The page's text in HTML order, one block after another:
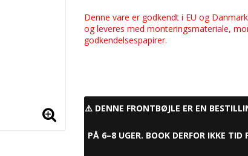
Denne vare er godkendt i EU og
og leveres med monteringsmateriale,
godkendelsespapirer.
⚠️ DENNE FRONTBØJLE ER EN
PÅ 6–8 UGER. BOOK DERFOR IKKE